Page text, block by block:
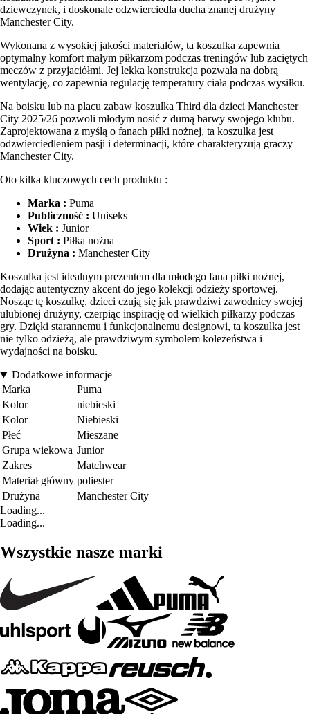
dziewczynek, i doskonale odzwierciedla ducha znanej drużyny
Manchester City.
Wykonana z wysokiej jakości materiałów, ta koszulka zapewnia
optymalny komfort małym piłkarzom podczas treningów lub zaciętych
meczów z przyjaciółmi. Jej lekka konstrukcja pozwala na dobrą
wentylację, co zapewnia regulację temperatury ciała podczas wysiłku.
Na boisku lub na placu zabaw koszulka Third dla dzieci Manchester
City 2025/26 pozwoli młodym nosić z dumą barwy swojego klubu.
Zaprojektowana z myślą o fanach piłki nożnej, ta koszulka jest
odzwierciedleniem pasji i determinacji, które charakteryzują graczy
Manchester City.
Oto kilka kluczowych cech produktu :
Marka : Puma
Publiczność : Uniseks
Wiek : Junior
Sport : Piłka nożna
Drużyna : Manchester City
Koszulka jest idealnym prezentem dla młodego fana piłki nożnej,
dodając autentyczny akcent do jego kolekcji odzieży sportowej.
Nosząc tę koszulkę, dzieci czują się jak prawdziwi zawodnicy swojej
ulubionej drużyny, czerpiąc inspirację od wielkich piłkarzy podczas
gry. Dzięki starannemu i funkcjonalnemu designowi, ta koszulka jest
nie tylko odzieżą, ale prawdziwym symbolem koleżeństwa i
wydajności na boisku.
Dodatkowe informacje
Marka
Puma
Kolor
niebieski
Kolor
Niebieski
Płeć
Mieszane
Grupa wiekowa Junior
Zakres
Matchwear
Materiał główny poliester
Drużyna
Manchester City
Loading...
Loading...
Wszystkie nasze marki